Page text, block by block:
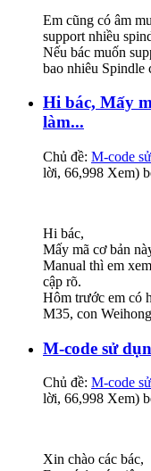
Em cũng có âm
support nhiều
Nếu bác muốn
bao nhiêu Spindle
Hi bác, Mấy
làm...
Chủ đề: M-code
lời, 66,998 Xem)
Hi bác,
Mấy mã cơ bản
Manual thì em
cập rõ.
Hôm trước em có
M35, con
M-code sử
Chủ đề: M-code
lời, 66,998 Xem)
Xin chào các bác,